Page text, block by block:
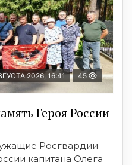
2026, 16:41 45
Героя России
Росгвардии
капитана Олега